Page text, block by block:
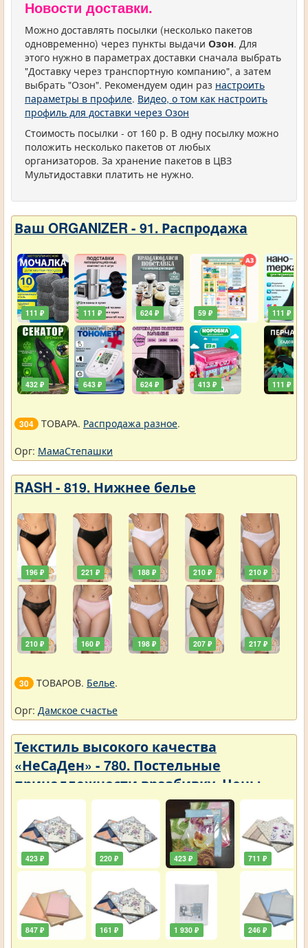
Новости доставки.
Можно доставлять посылки (несколько пакетов
одновременно) через пункты выдачи Озон. Для
этого нужно в параметрах доставки сначала выбрать
"Доставку через транспортную компанию", а затем
выбрать "Озон". Рекомендуем один раз настроить
параметры в профиле. Видео, о том как настроить
профиль для доставки через Озон
Стоимость посылки - от 160 р. В одну посылку можно
положить несколько пакетов от любых
организаторов. За хранение пакетов в ЦВЗ
Мультидоставки платить не нужно.
Ваш ORGANIZER - 91. Распродажа
111 ₽
432 ₽
111 ₽
643 ₽
624 ₽
624 ₽
59 ₽
413 ₽
111 ₽
111 ₽
304 ТОВАРА. Распродажа разное.
Орг: МамаСтепашки
RASH - 819. Нижнее белье
196 ₽
210 ₽
221 ₽
160 ₽
188 ₽
198 ₽
210 ₽
207 ₽
210 ₽
217 ₽
30 ТОВАРОВ. Белье.
Орг: Дамское счастье
Текстиль высокого качества
«НеСаДен» - 780. Постельные
принадлежности вразбивку. Цены
упали
423 ₽
847 ₽
220 ₽
161 ₽
423 ₽
1 930 ₽
711 ₽
246 ₽